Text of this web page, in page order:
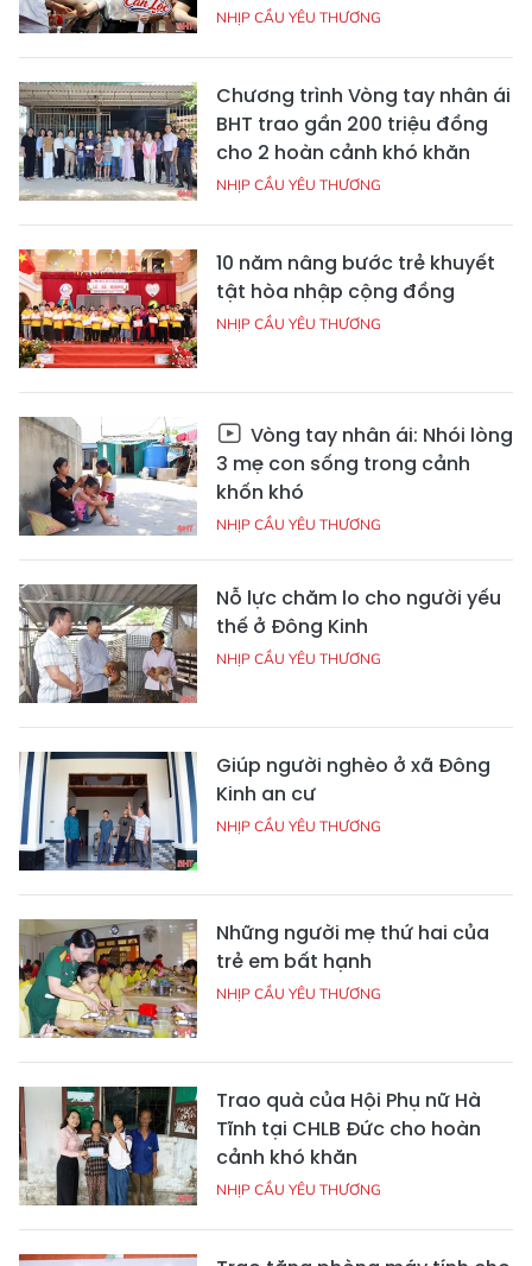
NHỊP CẦU YÊU THƯƠNG
Chương trình Vòng tay nhân ái
BHT trao gần 200 triệu đồng
cho 2 hoàn cảnh khó khăn
NHỊP CẦU YÊU THƯƠNG
10 năm nâng bước trẻ khuyết
tật hòa nhập cộng đồng
NHỊP CẦU YÊU THƯƠNG
Vòng tay nhân ái: Nhói lòng
3 mẹ con sống trong cảnh
khốn khó
NHỊP CẦU YÊU THƯƠNG
Nỗ lực chăm lo cho người yếu
thế ở Đông Kinh
NHỊP CẦU YÊU THƯƠNG
Giúp người nghèo ở xã Đông
Kinh an cư
NHỊP CẦU YÊU THƯƠNG
Những người mẹ thứ hai của
trẻ em bất hạnh
NHỊP CẦU YÊU THƯƠNG
Trao quà của Hội Phụ nữ Hà
Tĩnh tại CHLB Đức cho hoàn
cảnh khó khăn
NHỊP CẦU YÊU THƯƠNG